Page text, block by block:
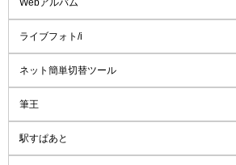
Webアルバム
ライブフォト/i
ネット簡単切替ツール
筆王
駅すぱあと